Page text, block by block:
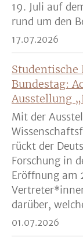
19. Juli auf
rund um den
17.07.2026
Studentische
Bundestag:
Ausstellung
Mit der
rückt der
Forschung in
Eröffnung am
darüber,
01.07.2026